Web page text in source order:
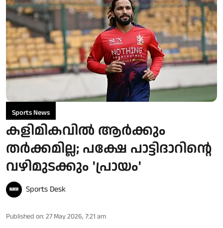
Sports News
കളിമികവിൽ ആർക്കും
തർക്കമില്ല; പക്ഷേ പാട്ടിദാറിന്റെ
വഴിമുടക്കും 'പ്രായം'
Sports Desk
Published on: 27 May 2026, 7:21 am